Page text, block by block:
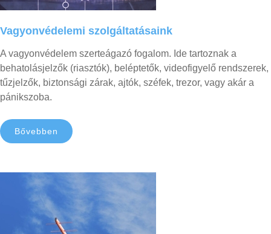
Vagyonvédelemi szolgáltatásaink
A vagyonvédelem szerteágazó fogalom. Ide tartoznak a
behatolásjelzők (riasztók), beléptetők, videofigyelő rendszerek,
tűzjelzők, biztonsági zárak, ajtók, széfek, trezor, vagy akár a
pánikszoba.
Bővebben